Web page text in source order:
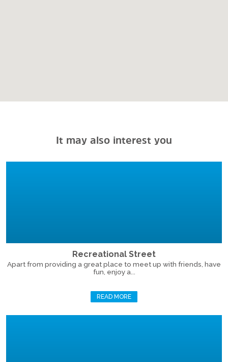
It may also interest you
Recreational Street
Apart from providing a great place to meet up with friends, have
fun, enjoy a...
READ MORE